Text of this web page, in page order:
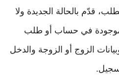
قدّم بالحالة الجديدة ولا
في حساب أو طلب
الزوج أو الزوجة والدخل